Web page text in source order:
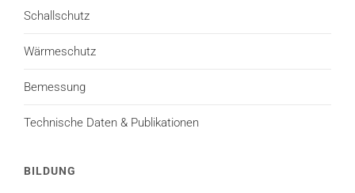
Schallschutz
Wärmeschutz
Bemessung
Technische Daten & Publikationen
BILDUNG